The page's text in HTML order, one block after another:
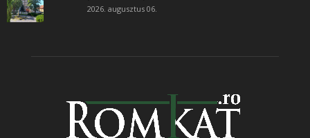
2026. augusztus 06.